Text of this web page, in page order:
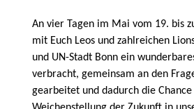
An vier Tagen im Mai vom 19. bis
mit Euch Leos und zahlreichen
und UN-Stadt Bonn ein
verbracht, gemeinsam an den
gearbeitet und dadurch die